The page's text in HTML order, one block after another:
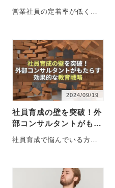
を防ぐ「1on1トレーニ
ング」
営業社員の定着率が低く、
外1on1トレーニング。
集・・・
2024/09/19
社員育成の壁を突破！外
部コンサルタントがもた
らす効果的な教育戦略
社員育成で悩んでいる方
ルタントが解決します。効